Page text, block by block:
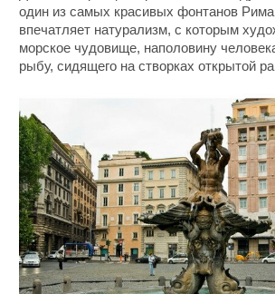
один из самых красивых фонтанов
впечатляет натурализм, с которым
морское чудовище, наполовину
рыбу, сидящего на створках открытой